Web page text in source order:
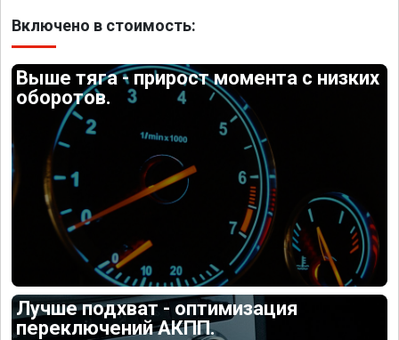
Включено в стоимость:
Выше тяга - прирост момента с низких
оборотов.
Лучше подхват - оптимизация
переключений АКПП.